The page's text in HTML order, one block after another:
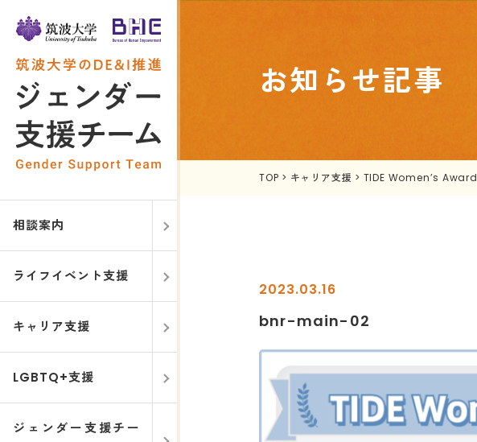
相談案内
ライフイベント支援
キャリア支援
LGBTQ+支援
ジェンダー支援チー
お知らせ記事
TOP > キャリア支援 > TIDE Women’s Award
2023.03.16
bnr-main-02